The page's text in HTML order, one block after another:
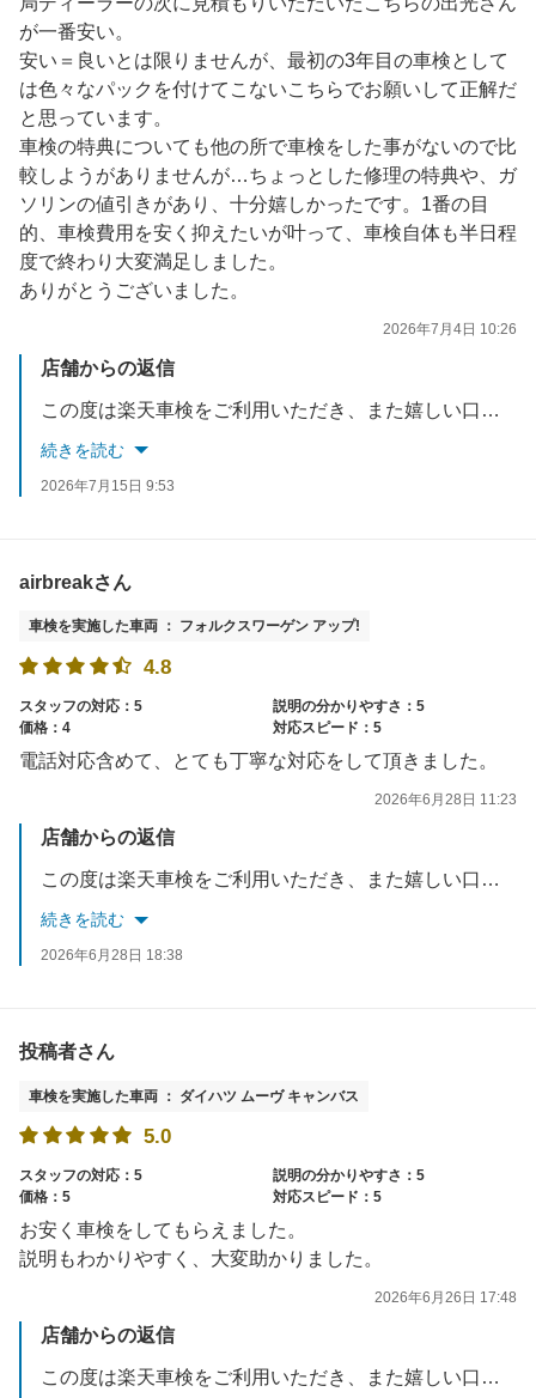
が一番安い。
安い＝良いとは限りませんが、最初の3年目の車検として
は色々なパックを付けてこないこちらでお願いして正解だ
と思っています。
車検の特典についても他の所で車検をした事がないので比
較しようがありませんが…ちょっとした修理の特典や、ガ
ソリンの値引きがあり、十分嬉しかったです。1番の目
的、車検費用を安く抑えたいが叶って、車検自体も半日程
度で終わり大変満足しました。
ありがとうございました。
2026年7月4日 10:26
店舗からの返信
この度は楽天車検をご利用いただき、また嬉しい口コミをありがとうございます。お見積りや料金について安心してご利用いただけたようで大変嬉しく思います。また、スタッフの対応についてもお褒めいただき励みになります。またのご利用をスタッフ一同心よりお待ちしております。
続きを読む
2026年7月15日 9:53
airbreakさん
車検を実施した車両 ： フォルクスワーゲン アップ!
4.8
スタッフの対応：5
説明の分かりやすさ：5
価格：4
対応スピード：5
電話対応含めて、とても丁寧な対応をして頂きました。
2026年6月28日 11:23
店舗からの返信
この度は楽天車検をご利用いただき、また嬉しい口コミをありがとうございます。お電話での対応を含め、スタッフの対応にご満足いただけたとのこと、大変嬉しく思います。今後も丁寧で安心してご利用いただけるサービスを心がけてまいります。またのご利用をスタッフ一同心よりお待ちしております。
続きを読む
2026年6月28日 18:38
投稿者さん
車検を実施した車両 ： ダイハツ ムーヴ キャンバス
5.0
スタッフの対応：5
説明の分かりやすさ：5
価格：5
対応スピード：5
お安く車検をしてもらえました。
説明もわかりやすく、大変助かりました。
2026年6月26日 17:48
店舗からの返信
この度は楽天車検をご利用いただき、また嬉しい口コミをありがとうございます。料金や説明にご満足いただけたようで大変嬉しく思います。今後も分かりやすく丁寧なご説明と、お客様にご満足いただけるサービスの提供に努めてまいります。またのご利用をスタッフ一同心よりお待ちしております。